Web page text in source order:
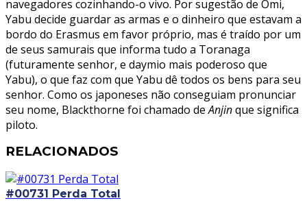
navegadores cozinhando-o vivo. Por sugestão de Omi,
Yabu decide guardar as armas e o dinheiro que estavam a
bordo do Erasmus em favor próprio, mas é traído por um
de seus samurais que informa tudo a Toranaga
(futuramente senhor, e daymio mais poderoso que
Yabu), o que faz com que Yabu dê todos os bens para seu
senhor. Como os japoneses não conseguiam pronunciar
seu nome, Blackthorne foi chamado deAnjinque significa
piloto.
RELACIONADOS
#00731 Perda Total